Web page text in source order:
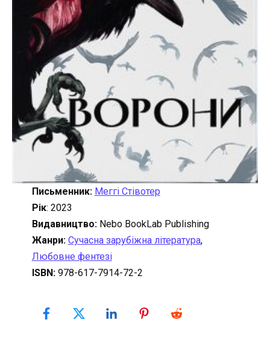
Письменник: Меггі Стівотер
Рік: 2023
Видавництво:Nebo BookLab Publishing
Жанри: Сучасна зарубіжна література,
Любовне фентезі
ISBN:978-617-7914-72-2